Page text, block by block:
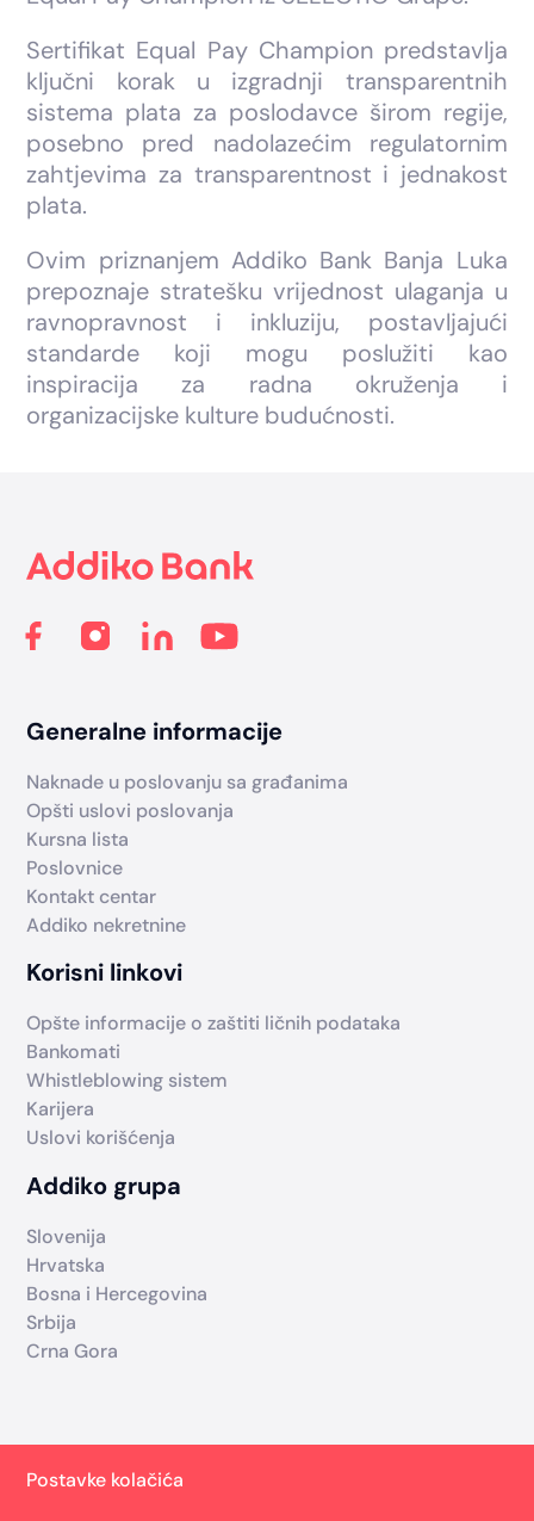
Sertifikat Equal Pay Champion predstavlja
ključni korak u izgradnji transparentnih
sistema plata za poslodavce širom regije,
posebno pred nadolazećim regulatornim
zahtjevima za transparentnost i jednakost
plata.
Ovim priznanjem Addiko Bank Banja Luka
prepoznaje stratešku vrijednost ulaganja u
ravnopravnost i inkluziju, postavljajući
standarde koji mogu poslužiti kao
inspiracija za radna okruženja i
organizacijske kulture budućnosti.
Generalne informacije
Naknade u poslovanju sa građanima
Opšti uslovi poslovanja
Kursna lista
Poslovnice
Kontakt centar
Addiko nekretnine
Korisni linkovi
Opšte informacije o zaštiti ličnih podataka
Bankomati
Whistleblowing sistem
Karijera
Uslovi korišćenja
Addiko grupa
Slovenija
Hrvatska
Bosna i Hercegovina
Srbija
Crna Gora
Postavke kolačića